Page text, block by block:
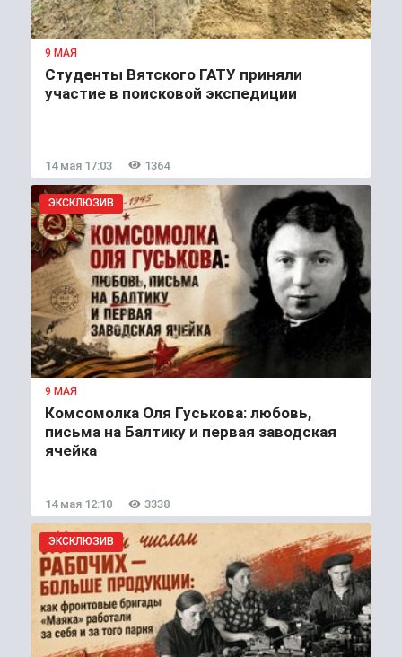
9 МАЯ
Студенты Вятского ГАТУ приняли
участие в поисковой экспедиции
14 мая 17:03 1364
ЭКСКЛЮЗИВ
9 МАЯ
Комсомолка Оля Гуськова: любовь,
письма на Балтику и первая заводская
ячейка
14 мая 12:10 3338
ЭКСКЛЮЗИВ